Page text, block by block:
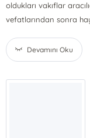
oldukları vakıflar
vefatlarından sonra
Devamını Oku